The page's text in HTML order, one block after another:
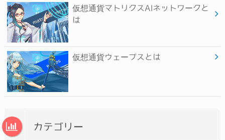
仮想通貨マトリクスAIネットワークと
は
仮想通貨ウェーブスとは
カテゴリー